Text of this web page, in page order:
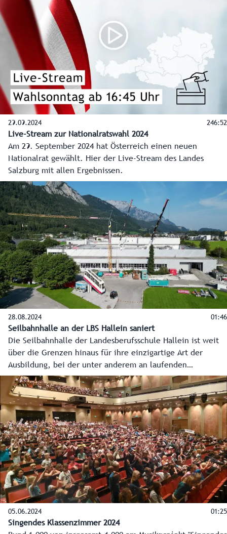
29.09.2024 246:52
Live-Stream zur Nationalratswahl 2024
Am 29. September 2024 hat Österreich einen neuen
Nationalrat gewählt. Hier der Live-Stream des Landes
Salzburg mit allen Ergebnissen.
28.08.2024 01:46
Seilbahnhalle an der LBS Hallein saniert
Die Seilbahnhalle der Landesberufsschule Hallein ist weit
über die Grenzen hinaus für ihre einzigartige Art der
Ausbildung, bei der unter anderem an laufenden
Liftanlagen Arbeiten simuliert werden, bekannt. Aktuell
wird das Dach der in die Jahre gekommenen Halle aus den
1970er Jahren wieder auf den neuesten Stand gebracht.
05.06.2024 01:25
Singendes Klassenzimmer 2024